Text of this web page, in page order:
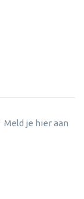
Meld je hier aan